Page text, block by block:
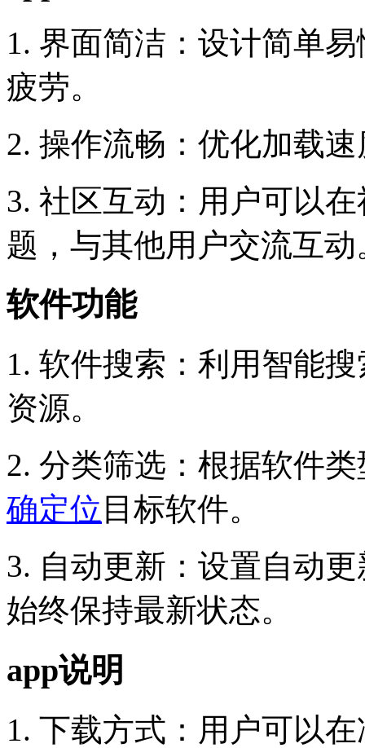
1. 界面简洁：设计简单
疲劳。
2. 操作流畅：优化加载
3. 社区互动：用户可以
题，与其他用户交流互动
软件功能
1. 软件搜索：利用智能
资源。
2. 分类筛选：根据软件
确定位 目标软件。
3. 自动更新：设置自动
始终保持最新状态。
app说明
1. 下载方式：用户可以